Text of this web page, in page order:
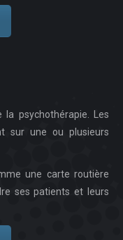
psychothérapie. Les
sur une ou plusieurs
une carte routière
ses patients et leurs